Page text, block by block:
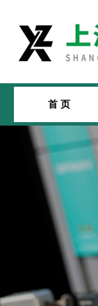
首 页